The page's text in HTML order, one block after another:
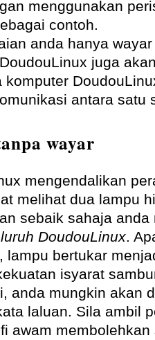
menggunakan
contoh.
anda hanya
juga
komputer
antara satu
wayar
mengendalikan
melihat dua lampu
sebaik sahaja
DoudouLinux.
lampu bertukar
isyarat
anda mungkin akan
laluan. Sila ambil
awam